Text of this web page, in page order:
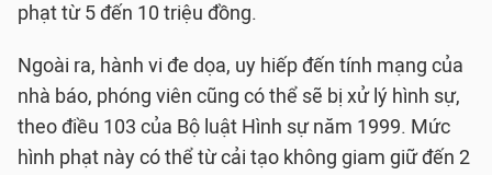
phạt từ 5 đến 10 triệu đồng.
Ngoài ra, hành vi đe dọa, uy hiếp đến tính mạng của
nhà báo, phóng viên cũng có thể sẽ bị xử lý hình sự,
theo điều 103 của Bộ luật Hình sự năm 1999. Mức
hình phạt này có thể từ cải tạo không giam giữ đến 2